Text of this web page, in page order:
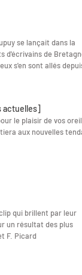
se lançait dans la
d'écrivains de
s'en sont allés
actuelles]
le plaisir de vos
aux nouvelles
qui brillent par leur
un résultat des plus
F. Picard